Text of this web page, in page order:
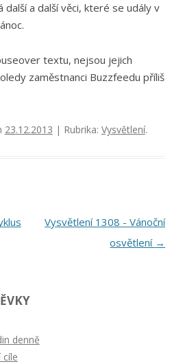
a další věci, které se udály v
textu, nejsou jejich
zaměstnanci Buzzfeedu příliš
23.12.2013 | Rubrika: Vysvětlení.
Vysvětlení 1308 - Vánoční
osvětlení →
denně
cíle